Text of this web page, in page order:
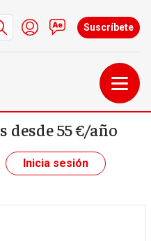
Menú de cuenta de
Iniciar sesión
Contacto
Suscríbete
55 €/año
Inicia sesión